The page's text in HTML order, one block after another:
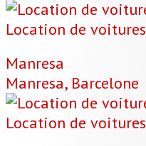
Location de voitures
Manresa
Manresa, Barcelone
Location de voitures